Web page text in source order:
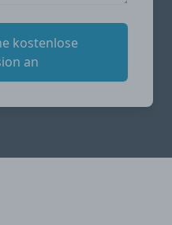
kostenlose
an